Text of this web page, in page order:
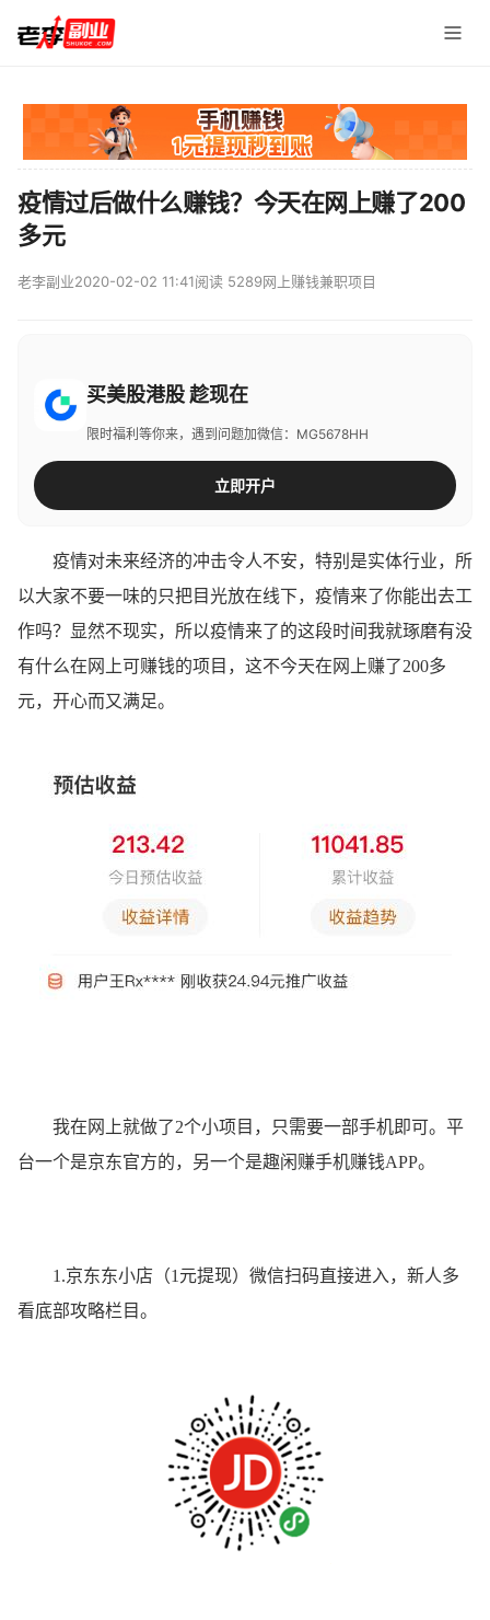
疫情过后做什么赚钱？今天在网上赚了200
多元
老李副业2020-02-02 11:41阅读 5289网上赚钱兼职项目
买美股港股 趁现在
限时福利等你来，遇到问题加微信：MG5678HH
立即开户
疫情对未来经济的冲击令人不安，特别是实体行业，所
以大家不要一味的只把目光放在线下，疫情来了你能出去工
作吗？显然不现实，所以疫情来了的这段时间我就琢磨有没
有什么在网上可赚钱的项目，这不今天在网上赚了200多
元，开心而又满足。
我在网上就做了2个小项目，只需要一部手机即可。平
台一个是京东官方的，另一个是趣闲赚手机赚钱APP。
1.京东东小店（1元提现）微信扫码直接进入，新人多
看底部攻略栏目。